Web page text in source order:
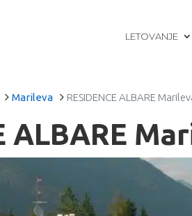
LETOVANJE
Marileva RESIDENCE ALBARE
ALBARE